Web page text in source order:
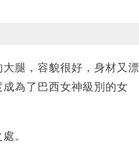
腿，容貌很好，身材又漂
為了巴西女神級別的女
。